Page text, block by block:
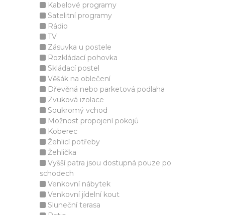
Kabelové programy
Satelitní programy
Rádio
TV
Zásuvka u postele
Rozkládací pohovka
Skládací postel
Věšák na oblečení
Dřevěná nebo parketová podlaha
Zvuková izolace
Soukromý vchod
Možnost propojení pokojů
Koberec
Žehlicí potřeby
Žehlička
Vyšší patra jsou dostupná pouze po
schodech
Venkovní nábytek
Venkovní jídelní kout
Sluneční terasa